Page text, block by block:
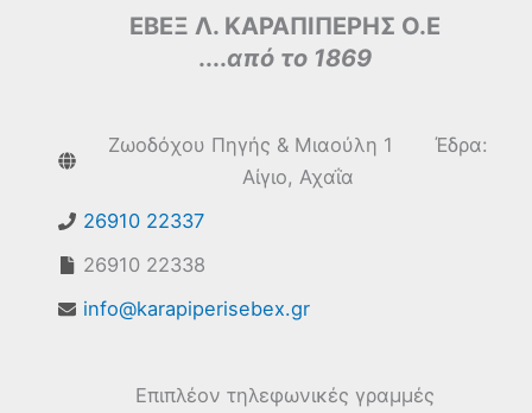
ΕΒΕΞ Λ. ΚΑΡΑΠΙΠΕΡΗΣ Ο.Ε
....από το 1869
Ζωοδόχου Πηγής & Μιαούλη 1 Έδρα:
Αίγιο, Αχαΐα
26910 22337
26910 22338
info@karapiperisebex.gr
Επιπλέον τηλεφωνικές γραμμές